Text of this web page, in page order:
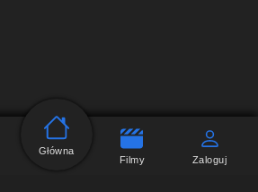
Główna
Filmy
Zaloguj